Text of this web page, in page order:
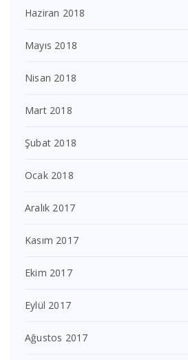
Haziran 2018
Mayıs 2018
Nisan 2018
Mart 2018
Şubat 2018
Ocak 2018
Aralık 2017
Kasım 2017
Ekim 2017
Eylül 2017
Ağustos 2017